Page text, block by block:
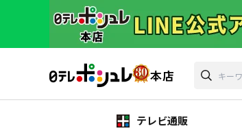
テレビ通販